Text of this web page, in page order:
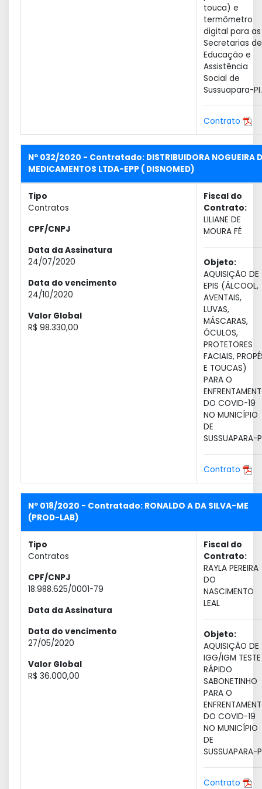
touca) e
termômetro
digital para as
Secretarias de
Educação e
Assistência
Social de
Sussuapara-PI.
Contrato
Nº 032/2020 - Contratado: DISTRIBUIDORA NOGUEIRA
MEDICAMENTOS LTDA-EPP ( DISNOMED)
Tipo
Contratos
CPF/CNPJ
Data da Assinatura
24/07/2020
Data do vencimento
24/10/2020
Valor Global
R$ 98.330,00
Fiscal do
Contrato:
LILIANE DE
MOURA FÉ
Objeto:
AQUISIÇÃO DE
EPIS (ÁLCOOL,
AVENTAIS,
LUVAS,
MÁSCARAS,
ÓCULOS,
PROTETORES
FACIAIS,
E TOUCAS)
PARA O
DO COVID-19
NO MUNICÍPIO
DE
SUSSUAPARA-
Contrato
Nº 018/2020 - Contratado: RONALDO A DA SILVA-ME
(PROD-LAB)
Tipo
Contratos
CPF/CNPJ
18.988.625/0001-79
Data da Assinatura
Data do vencimento
27/05/2020
Valor Global
R$ 36.000,00
Fiscal do
Contrato:
RAYLA PEREIRA
DO
NASCIMENTO
LEAL
Objeto:
AQUISIÇÃO DE
IGG/IGM TESTE
RÁPIDO
SABONETINHO
PARA O
DO COVID-19
NO MUNICÍPIO
DE
SUSSUAPARA-
Contrato